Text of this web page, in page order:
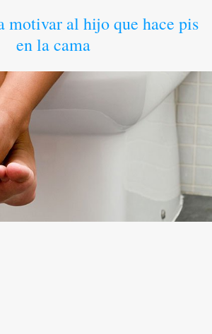
motivar al hijo que hace pis
en la cama